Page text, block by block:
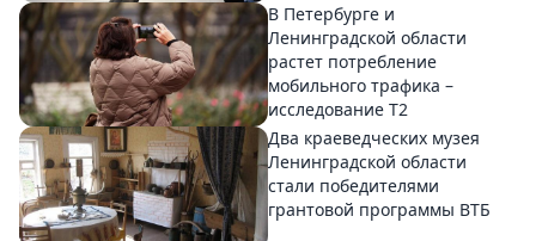
В Петербурге и
Ленинградской области
растет потребление
мобильного трафика –
исследование T2
Два краеведческих музея
Ленинградской области
стали победителями
грантовой программы ВТБ